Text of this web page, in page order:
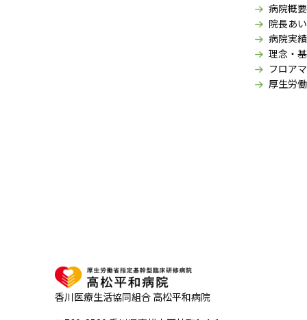
病院概要
院長あ
病院実績
理念・
フロア
厚生労
香川医療生活協同組合 高松平和病院